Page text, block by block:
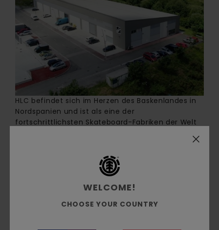
HLC befindet sich im Herzen des Baskenlandes in
Nordspanien und ist als eine der
fortschrittlichsten Skateboard-Fabriken der Welt
2000 von den Brüdern Iraola gegründet. Seitdem
hat sich HLC von der Herstellung von Decks in
einer kleinen Garage zu einer hochmodernen
Fabrik entwickelt, in der Skateboards nach den
höchsten Standards hergestellt werden. In
Umweltverträglichkeitsberatern von AirCoop ist
WELCOME!
CHOOSE YOUR COUNTRY